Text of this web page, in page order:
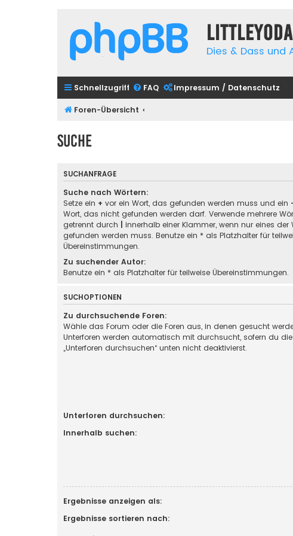
Dies & Dass und
Schnellzugriff FAQ Impressum / Datenschutz
Foren-Übersicht
Suche
SUCHANFRAGE
Suche nach Wörtern:
Setze ein + vor ein Wort, das gefunden werden muss und ein
Wort, das nicht gefunden werden darf. Verwende mehrere
getrennt durch
innerhalb einer Klammer, wenn nur eines der
gefunden werden muss. Benutze ein * als Platzhalter für
Übereinstimmungen.
Zu suchender Autor:
Benutze ein * als Platzhalter für teilweise Übereinstimmungen.
SUCHOPTIONEN
Zu durchsuchende Foren:
Wähle das Forum oder die Foren aus, in denen gesucht
Unterforen werden automatisch mit durchsucht, sofern du
„Unterforen durchsuchen“ unten nicht deaktivierst.
Unterforen durchsuchen:
Innerhalb suchen:
Ergebnisse anzeigen als:
Ergebnisse sortieren nach: